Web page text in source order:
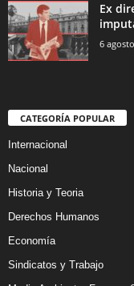
Ex
6
CATEGORÍA POPULAR
Internacional
Nacional
Historia y Teoria
Derechos Humanos
Economía
Sindicatos y Trabajo